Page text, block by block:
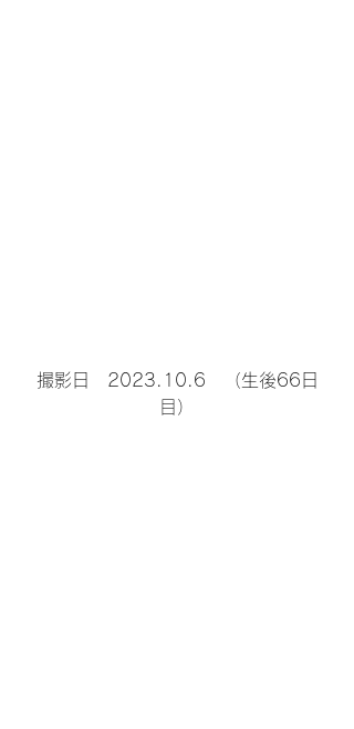
撮影日　2023.10.6　（生後66日
目）